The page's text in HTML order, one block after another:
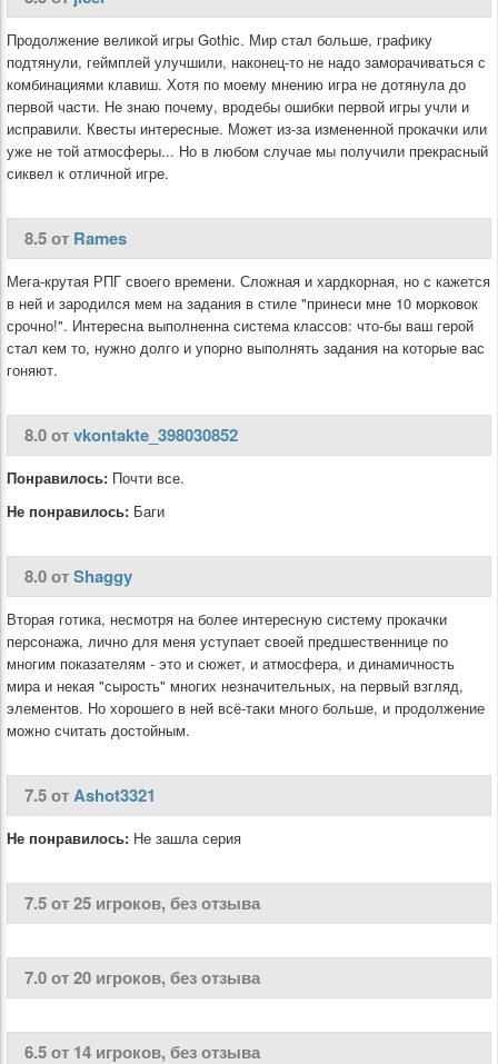
Продолжение великой игры Gothic. Мир стал больше, графику
подтянули, геймплей улучшили, наконец-то не надо заморачиваться с
комбинациями клавиш. Хотя по моему мнению игра не дотянула до
первой части. Не знаю почему, вродебы ошибки первой игры учли и
исправили. Квесты интересные. Может из-за измененной прокачки или
уже не той атмосферы... Но в любом случае мы получили прекрасный
сиквел к отличной игре.
8.5 от Rames
Мега-крутая РПГ своего времени. Сложная и хардкорная, но с кажется
в ней и зародился мем на задания в стиле "принеси мне 10 морковок
срочно!". Интересна выполненна система классов: что-бы ваш герой
стал кем то, нужно долго и упорно выполнять задания на которые вас
гоняют.
8.0 отvkontakte_398030852
Понравилось: Почти все.
Не понравилось: Баги
8.0 отShaggy
Вторая готика, несмотря на более интересную систему прокачки
персонажа, лично для меня уступает своей предшественнице по
многим показателям - это и сюжет, и атмосфера, и динамичность
мира и некая "сырость" многих незначительных, на первый взгляд,
элементов. Но хорошего в ней всё-таки много больше, и продолжение
можно считать достойным.
7.5 отAshot3321
Не понравилось: Не зашла серия
7.5 от 25 игроков, без отзыва
7.0 от 20 игроков, без отзыва
6.5 от 14 игроков, без отзыва